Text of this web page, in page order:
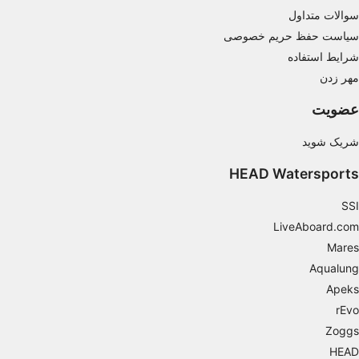
سوالات متداول
سیاست حفظ حریم خصوصی
شرایط استفاده
مهر زدن
عضویت
شریک شوید
HEAD Watersports
SSI
LiveAboard.com
Mares
Aqualung
Apeks
rEvo
Zoggs
HEAD